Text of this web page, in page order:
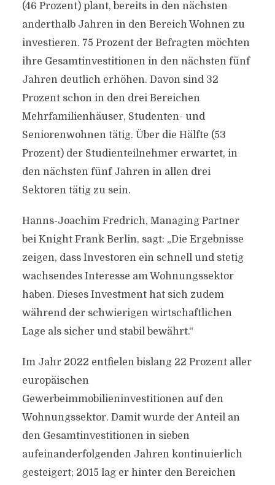
(46 Prozent) plant, bereits in den nächsten
anderthalb Jahren in den Bereich Wohnen zu
investieren. 75 Prozent der Befragten möchten
ihre Gesamtinvestitionen in den nächsten fünf
Jahren deutlich erhöhen. Davon sind 32
Prozent schon in den drei Bereichen
Mehrfamilienhäuser, Studenten- und
Seniorenwohnen tätig. Über die Hälfte (53
Prozent) der Studienteilnehmer erwartet, in
den nächsten fünf Jahren in allen drei
Sektoren tätig zu sein.
Hanns-Joachim Fredrich, Managing Partner
bei Knight Frank Berlin, sagt: „Die Ergebnisse
zeigen, dass Investoren ein schnell und stetig
wachsendes Interesse am Wohnungssektor
haben. Dieses Investment hat sich zudem
während der schwierigen wirtschaftlichen
Lage als sicher und stabil bewährt.“
Im Jahr 2022 entfielen bislang 22 Prozent aller
europäischen
Gewerbeimmobilieninvestitionen auf den
Wohnungssektor. Damit wurde der Anteil an
den Gesamtinvestitionen in sieben
aufeinanderfolgenden Jahren kontinuierlich
gesteigert; 2015 lag er hinter den Bereichen